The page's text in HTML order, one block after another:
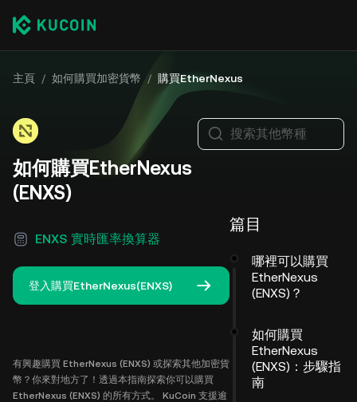
主頁 / 如何購買加密貨幣 / 購買EtherNexus
如何購買EtherNexus
(ENXS)
ENXS 實時匯率換算器
登入購買EtherNexus(ENXS)
有興趣購買 EtherNexus (ENXS) 或探索其他加密貨
幣？你來對地方了！透過本指南探索你可以購買
EtherNexus (ENXS) 的所有方式。 KuCoin 支援逾
搜索其他幣種
篇目
哪裡可以購買
EtherNexus
(ENXS)？
如何購買
EtherNexus
(ENXS)：步驟指
南